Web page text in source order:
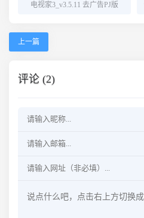
电视家3_v3.5.11 去广告PJ版
上一篇
评论 (2)